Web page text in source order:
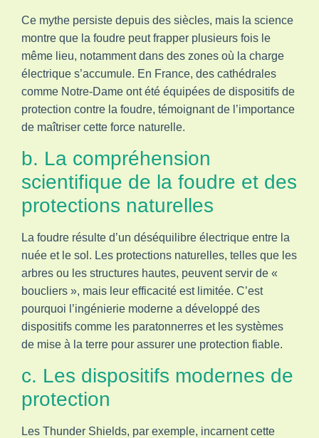
Ce mythe persiste depuis des siècles, mais la science
montre que la foudre peut frapper plusieurs fois le
même lieu, notamment dans des zones où la charge
électrique s’accumule. En France, des cathédrales
comme Notre-Dame ont été équipées de dispositifs de
protection contre la foudre, témoignant de l’importance
de maîtriser cette force naturelle.
b. La compréhension
scientifique de la foudre et des
protections naturelles
La foudre résulte d’un déséquilibre électrique entre la
nuée et le sol. Les protections naturelles, telles que les
arbres ou les structures hautes, peuvent servir de «
boucliers », mais leur efficacité est limitée. C’est
pourquoi l’ingénierie moderne a développé des
dispositifs comme les paratonnerres et les systèmes
de mise à la terre pour assurer une protection fiable.
c. Les dispositifs modernes de
protection
Les Thunder Shields, par exemple, incarnent cette